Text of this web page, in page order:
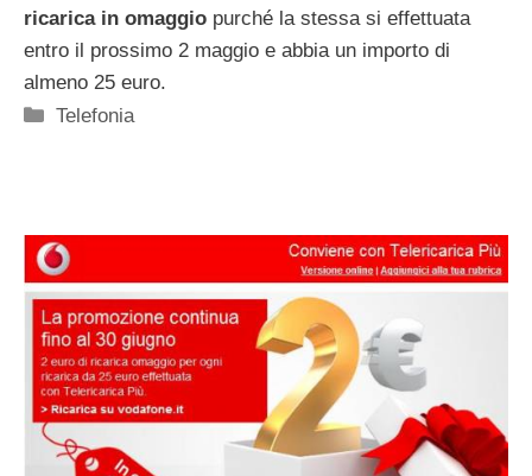
ricarica in omaggio purché la stessa si effettuata
entro il prossimo 2 maggio e abbia un importo di
almeno 25 euro.
Categorie
Telefonia